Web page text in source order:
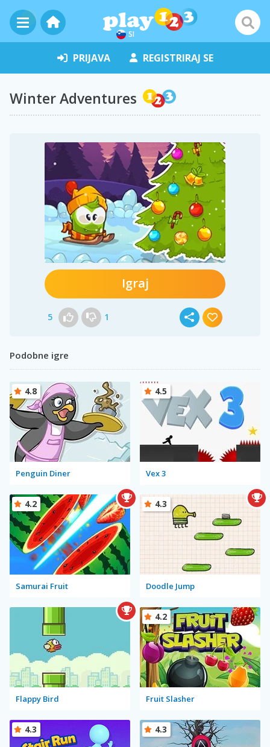
SI
PRIJAVA REGISTRIRAJ SE
Winter Adventures
Igraj
5 1
Podobne igre
Penguin Diner
4.8
Vex 3
4.5
Samurai Fruit
4.2
Doodle Jump
4.3
Flappy Bird Fruit Slasher
4.2
4.3 4.3